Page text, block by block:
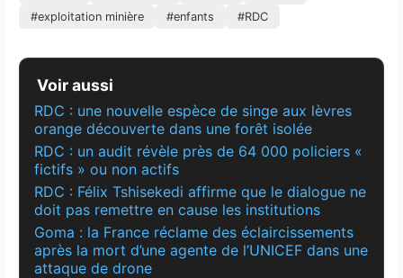
#exploitation minière
#enfants #RDC
Voir aussi
RDC : une nouvelle espèce de singe aux lèvres
orange découverte dans une forêt isolée
RDC : un audit révèle près de 64 000 policiers «
fictifs » ou non actifs
RDC : Félix Tshisekedi affirme que le dialogue ne
doit pas remettre en cause les institutions
Goma : la France réclame des éclaircissements
après la mort d’une agente de l’UNICEF dans une
attaque de drone